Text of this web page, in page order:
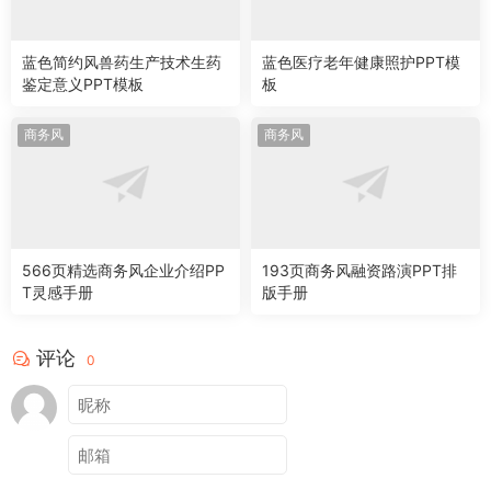
蓝色简约风兽药生产技术生药
鉴定意义PPT模板
蓝色医疗老年健康照护PPT模
板
商务风
566页精选商务风企业介绍PP
T灵感手册
商务风
193页商务风融资路演PPT排
版手册
评论 0